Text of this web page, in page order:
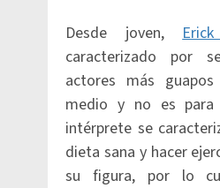
Desde joven,
caracterizado por
actores más
medio y no es para
intérprete se
dieta sana y hacer
su figura, por lo